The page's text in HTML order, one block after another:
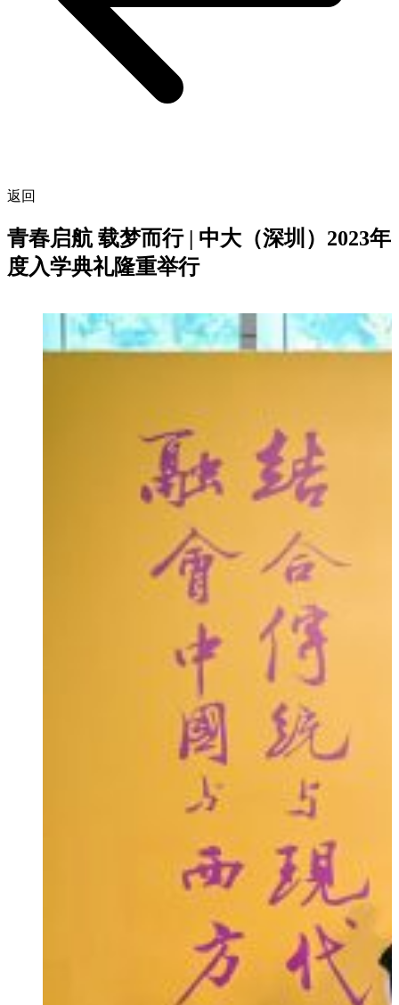
返回
青春启航 载梦而行 | 中大（深圳）2023年
度入学典礼隆重举行